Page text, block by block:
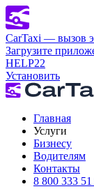
CarTaxi — вызов
Загрузите
HELP22
Установить
Главная
Услуги
Бизнесу
Водителям
Контакты
8 800 333 51